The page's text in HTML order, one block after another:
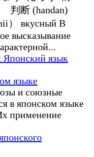
断 (handan)
） вкусный В
высказывание
Японский язык
языке
и союзные
в японском языке
применение